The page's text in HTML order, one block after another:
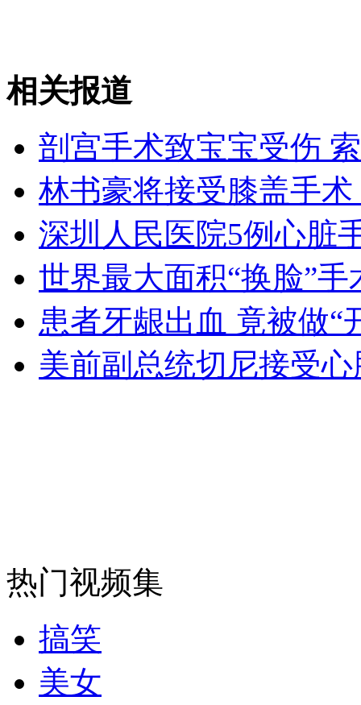
山西运城恶犬咬伤多人 警民合力深夜将其击毙
女孩北京地铁殴打老人 痛下狠手拳打脚踢
无痛分娩是否安全 医生回应
外交部：反对强权政治霸凌主义
走！跟着总书记去植树
消防员救轻生者
相关报道
剖宫手术致宝宝受伤
林书豪将接受膝盖手术
深圳人民医院5例心脏
世界最大面积“换脸”
患者牙龈出血 竟被做“
美前副总统切尼接受
热门视频集
搞笑
美女